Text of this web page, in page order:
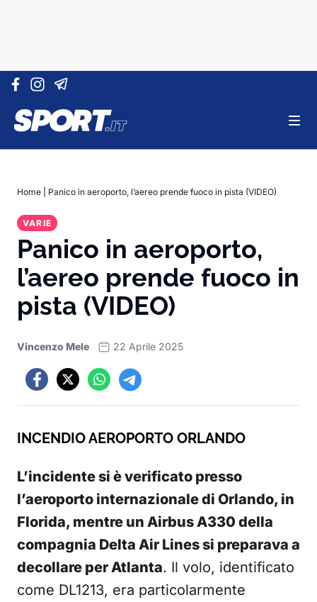
Vai al contenuto
Home Panico in aeroporto, l’aereo prende fuoco in pista (VIDEO)
VARIE
Panico in aeroporto,
l’aereo prende fuoco in
pista (VIDEO)
Vincenzo Mele 22 Aprile 2025
INCENDIO AEROPORTO ORLANDO
L’incidente si è verificato presso
l’aeroporto internazionale di Orlando, in
Florida, mentre un Airbus A330 della
compagnia Delta Air Lines si preparava a
decollare per Atlanta. Il volo, identificato
come DL1213, era particolarmente